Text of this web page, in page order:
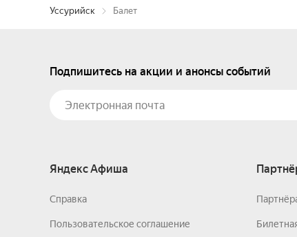
Уссурийск Балет
Подпишитесь на акции и анонсы событий
Яндекс Афиша
Справка
Пользовательское соглашение